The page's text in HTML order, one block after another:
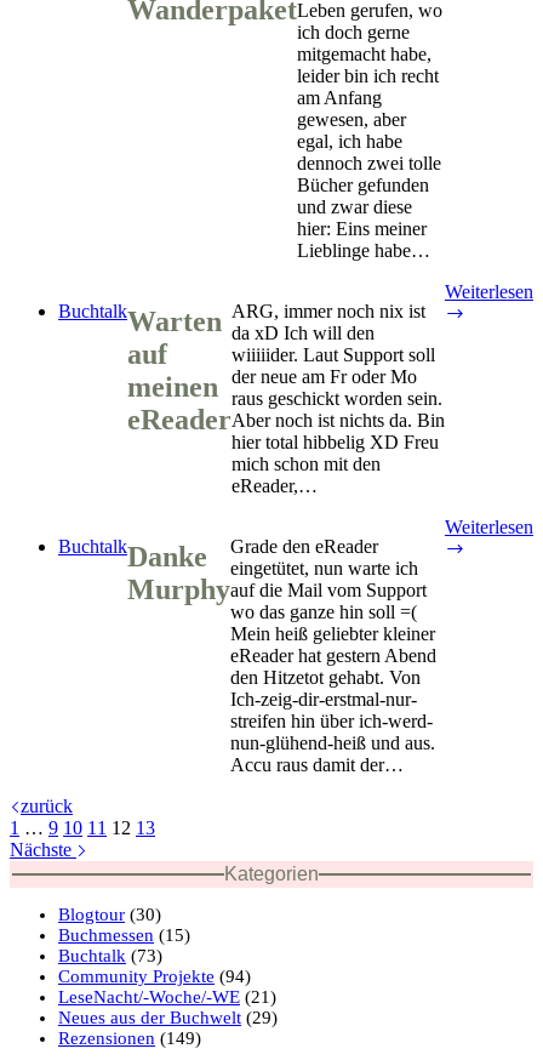
WanderpaketLeben gerufen, wo
ich doch gerne
mitgemacht habe,
leider bin ich recht
am Anfang
gewesen, aber
egal, ich habe
dennoch zwei tolle
Bücher gefunden
und zwar diese
hier: Eins meiner
Lieblinge habe…
BuchtalkWarten
auf
meinen
eReader
ARG, immer noch nix ist
da xD Ich will den
wiiiiider. Laut Support soll
der neue am Fr oder Mo
raus geschickt worden sein.
Aber noch ist nichts da. Bin
hier total hibbelig XD Freu
mich schon mit den
eReader,…
Weiterlesen
BuchtalkDanke
Murphy
Grade den eReader
eingetütet, nun warte ich
auf die Mail vom Support
wo das ganze hin soll =(
Mein heiß geliebter kleiner
eReader hat gestern Abend
den Hitzetot gehabt. Von
Ich-zeig-dir-erstmal-nur-
streifen hin über ich-werd-
nun-glühend-heiß und aus.
Accu raus damit der…
Weiterlesen
zurück
1 … 9 10 11 12 13
Nächste
Kategorien
Blogtour (30)
Buchmessen (15)
Buchtalk (73)
Community Projekte (94)
LeseNacht/-Woche/-WE (21)
Neues aus der Buchwelt (29)
Rezensionen (149)